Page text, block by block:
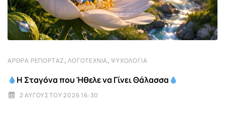
ΆΡΘΡΑ ΡΕΠΟΡΤΆΖ,ΛΟΓΟΤΕΧΝΊΑ, ΨΥΧΟΛΟΓΊΑ
Η Σταγόνα που Ήθελε να Γίνει Θάλασσα
2 ΑΥΓΟΎΣΤΟΥ 2026 16:30